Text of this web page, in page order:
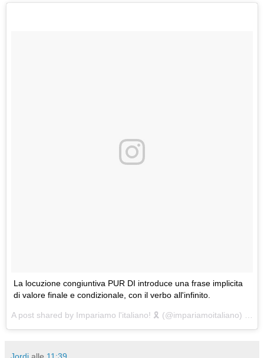
La locuzione congiuntiva PUR DI introduce una frase implicita
di valore finale e condizionale, con il verbo all'infinito.
A post shared by Impariamo l'italiano! 🎗 (@impariamoitaliano) on